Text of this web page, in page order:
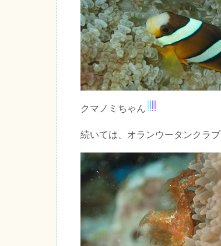
クマノミちゃん
続いては、オランウータンクラブ